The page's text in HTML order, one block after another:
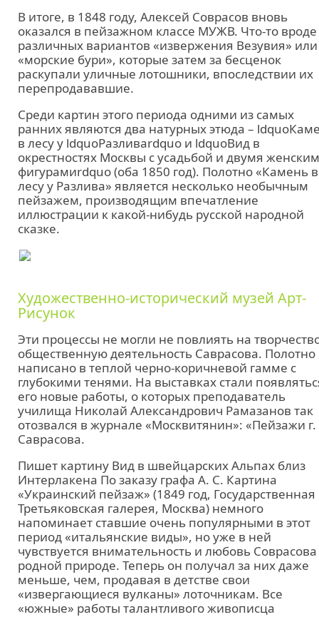
В итоге, в 1848 году, Алексей Соврасов вновь
оказался в пейзажном классе МУЖВ. Что-то вроде
различных вариантов «извержения Везувия» или
«морские бури», которые затем за бесценок
раскупали уличные лотошники, впоследствии их
перепродававшие.
Среди картин этого периода одними из самых
ранних являются два натурных этюда –
в лесу у ldquoРазливаrdquo и ldquoВид в
окрестностях Москвы с усадьбой и двумя
фигурамиrdquo (оба 1850 год). Полотно «Камень в
лесу у Разлива» является несколько необычным
пейзажем, производящим впечатление
иллюстрации к какой-нибудь русской народной
сказке.
Художественно-исторический музей Арт-
Рисунок
Эти процессы не могли не повлиять на
общественную деятельность Саврасова. Полотно
написано в теплой черно-коричневой гамме с
глубокими тенями. На выставках стали
его новые работы, о которых преподаватель
училища Николай Александрович Рамазанов так
отозвался в журнале «Москвитянин»: «Пейзажи г.
Саврасова.
Пишет картину Вид в швейцарских Альпах близ
Интерлакена По заказу графа А. С. Картина
«Украинский пейзаж» (1849 год, Государственная
Третьяковская галерея, Москва) немного
напоминает ставшие очень популярными в этот
период «итальянские виды», но уже в ней
чувствуется внимательность и любовь Соврасова
родной природе. Теперь он получал за них даже
меньше, чем, продавая в детстве свои
«извергающиеся вулканы» лоточникам. Все
«южные» работы талантливого живописца